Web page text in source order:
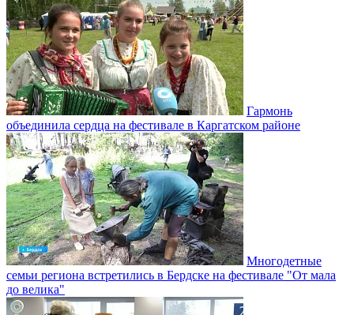
Гармонь
объединила сердца на фестивале в Каргатском районе
Многодетные
семьи региона встретились в Бердске на фестивале "От мала
до велика"